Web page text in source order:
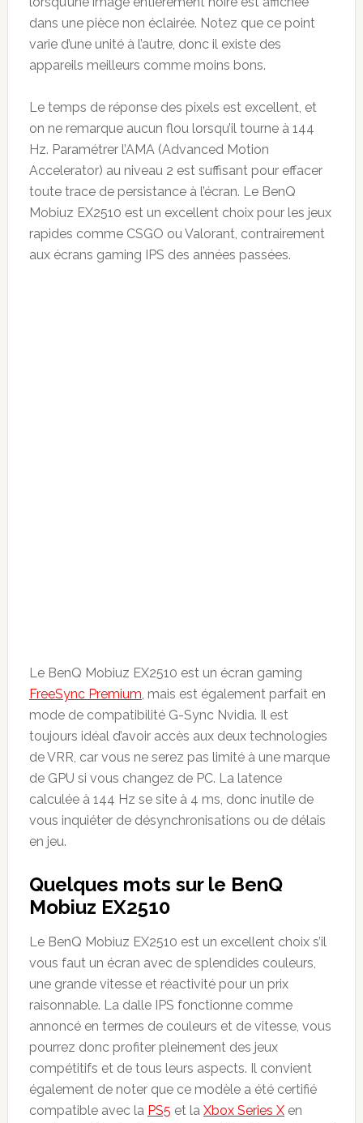
dans une pièce non éclairée. Notez que ce point
varie d’une unité à l’autre, donc il existe des
appareils meilleurs comme moins bons.
Le temps de réponse des pixels est excellent, et
on ne remarque aucun flou lorsqu’il tourne à 144
Hz. Paramétrer l’AMA (Advanced Motion
Accelerator) au niveau 2 est suffisant pour effacer
toute trace de persistance à l’écran. Le BenQ
Mobiuz EX2510 est un excellent choix pour les jeux
rapides comme CSGO ou Valorant, contrairement
aux écrans gaming IPS des années passées.
Le BenQ Mobiuz EX2510 est un écran gaming
FreeSync Premium , mais est également parfait en
mode de compatibilité G-Sync Nvidia. Il est
toujours idéal d’avoir accès aux deux technologies
de VRR, car vous ne serez pas limité à une marque
de GPU si vous changez de PC. La latence
calculée à 144 Hz se site à 4 ms, donc inutile de
vous inquiéter de désynchronisations ou de délais
en jeu.
Quelques mots sur le BenQ
Mobiuz EX2510
Le BenQ Mobiuz EX2510 est un excellent choix s’il
vous faut un écran avec de splendides couleurs,
une grande vitesse et réactivité pour un prix
raisonnable. La dalle IPS fonctionne comme
annoncé en termes de couleurs et de vitesse, vous
pourrez donc profiter pleinement des jeux
compétitifs et de tous leurs aspects. Il convient
également de noter que ce modèle a été certifié
compatible avec la PS5 et la Xbox Series Xen